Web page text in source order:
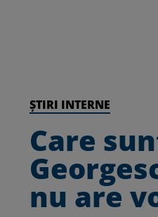
ȘTIRI INTERNE
Care
nu are